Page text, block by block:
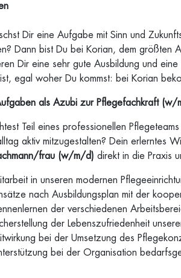
Dir eine Aufgabe mit Sinn und
Dann bist Du bei Korian, dem größten
Dir eine sehr gute Ausbildung und
egal woher Du kommst: bei Korian
als Azubi zur Pflegefachkraft (w/
Teil eines professionellen
aktiv mitzugestalten? Dein erlerntes
frau (w/m/d)direkt in die Praxis
in unseren modernen
nach Ausbildungsplan mit der
der verschiedenen
der Lebenszufriedenheit
bei der Umsetzung des
bei der Organisation